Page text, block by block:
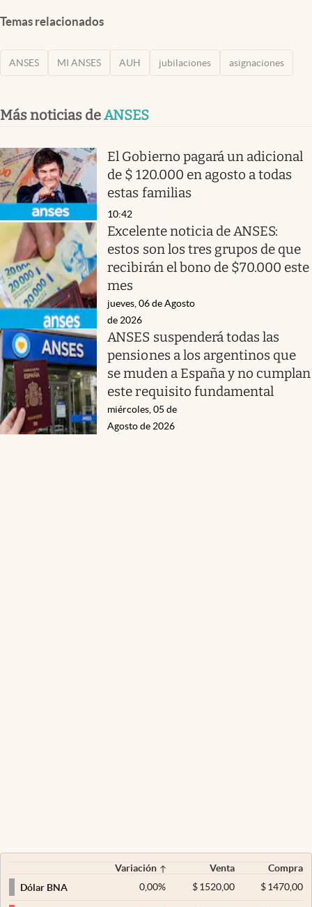
Temas relacionados
ANSES MI ANSES AUH jubilaciones asignaciones
Más noticias deANSES
El Gobierno pagará un adicional
de $ 120.000 en agosto a todas
estas familias
10:42
Excelente noticia de ANSES:
estos son los tres grupos de que
recibirán el bono de $70.000 este
mes
jueves, 06 de Agosto
de 2026
ANSES suspenderá todas las
pensiones a los argentinos que
se muden a España y no cumplan
este requisito fundamental
miércoles, 05 de
Agosto de 2026
Variación Venta
Compra
Dólar BNA
0,00% $ 1520,00 $1470,00